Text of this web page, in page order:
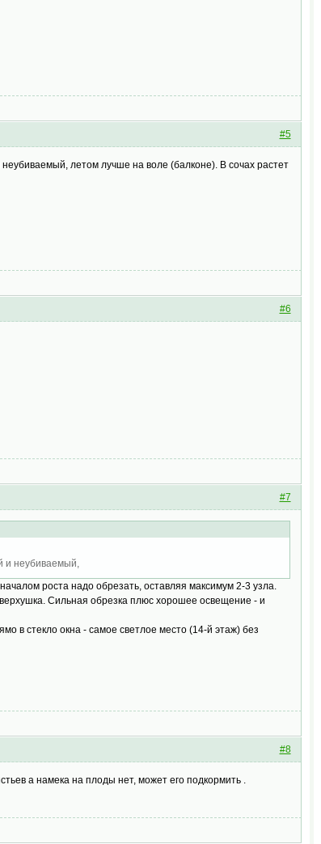
#5
летом лучше на воле (балконе). В сочах растет
#6
#7
и неубиваемый,
роста надо обрезать, оставляя максимум 2-3 узла.
Сильная обрезка плюс хорошее освещение - и
в стекло окна - самое светлое место (14-й этаж) без
#8
а намека на плоды нет, может его подкормить .